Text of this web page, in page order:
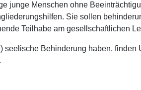
junge Menschen ohne
Sie sollen
Teilhabe am gesellschaftlichen
seelische Behinderung haben, finden